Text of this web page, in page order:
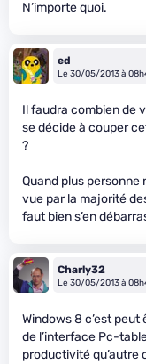
N’importe quoi.
ed
Le 30/05/2013 à
Il faudra combien de
se décide à couper
?
Quand plus personne
vue par la majorité
faut bien s’en
Charly32
Le 30/05/2013 à
Windows 8 c’est
de l’interface Pc-
productivité qu’autre